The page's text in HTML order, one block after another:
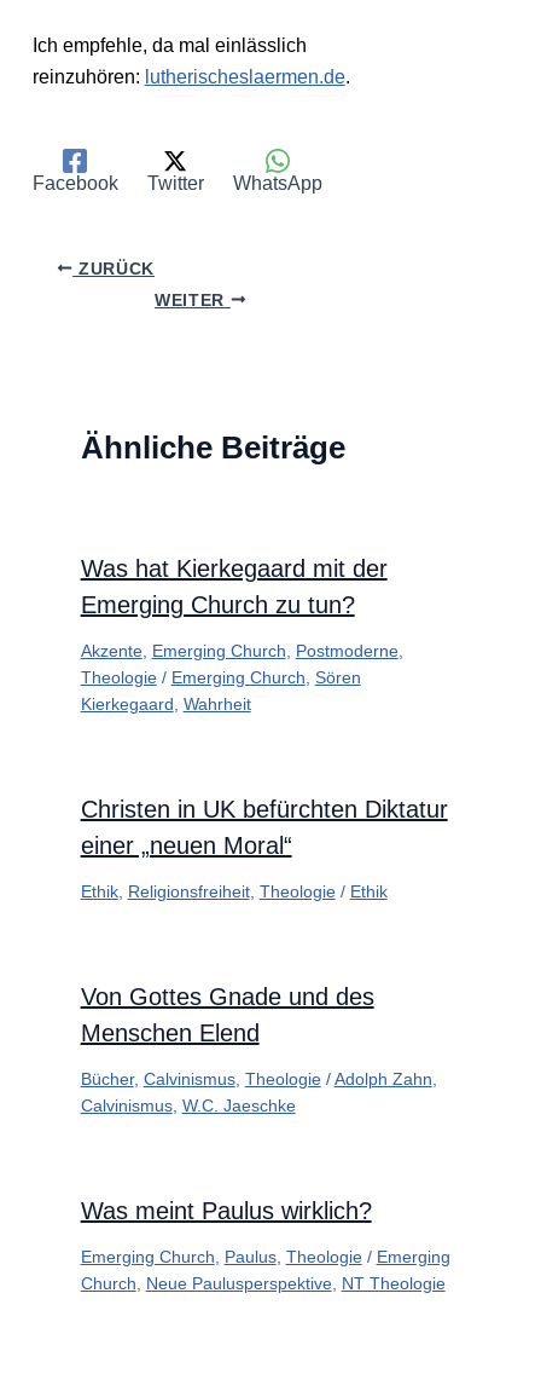
Ich empfehle, da mal einlässlich
reinzuhören: lutherischeslaermen.de.
Facebook Twitter WhatsApp
ZURÜCK
WEITER
Ähnliche Beiträge
Was hat Kierkegaard mit der
Emerging Church zu tun?
Akzente, Emerging Church, Postmoderne,
Theologie/ Emerging Church, Sören
Kierkegaard, Wahrheit
Christen in UK befürchten Diktatur
einer „neuen Moral“
Ethik, Religionsfreiheit, Theologie/ Ethik
Von Gottes Gnade und des
Menschen Elend
Bücher, Calvinismus, Theologie/Adolph Zahn,
Calvinismus, W.C. Jaeschke
Was meint Paulus wirklich?
Emerging Church, Paulus, Theologie/ Emerging
Church, Neue Paulusperspektive, NT Theologie